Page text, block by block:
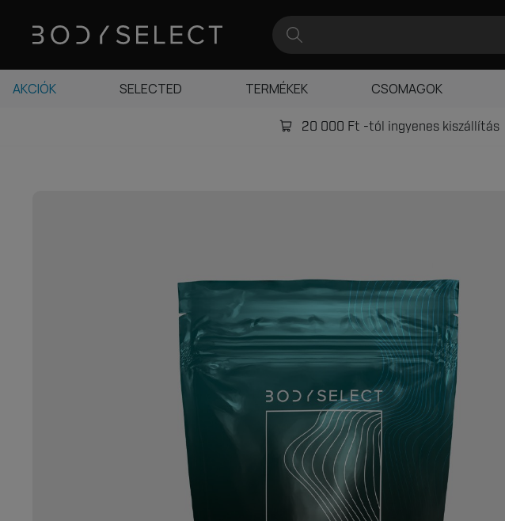
20 000 Ft -tól ingyenes kiszállítás
AKCIÓK SELECTED TERMÉKEK CSOMAGOK